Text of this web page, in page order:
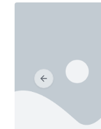
Previous slide